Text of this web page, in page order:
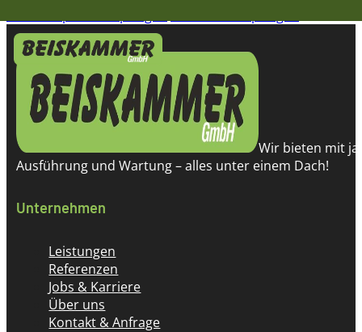
Wir bieten mit
Ausführung und Wartung – alles unter einem Dach!
Unternehmen
Leistungen
Referenzen
Jobs & Karriere
Über uns
Kontakt & Anfrage